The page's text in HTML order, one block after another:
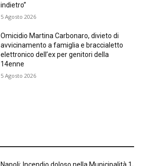
indietro”
5 Agosto 2026
Omicidio Martina Carbonaro, divieto di
avvicinamento a famiglia e braccialetto
elettronico dell’ex per genitori della
14enne
5 Agosto 2026
Napoli: Incendio doloso nella Municipalità 1,